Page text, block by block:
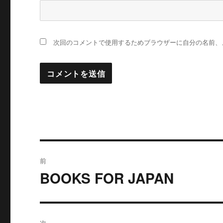
次回のコメントで使用するためブラウザーに自分の名前
稿
前
過
の
投
BOOKS FOR JAPAN